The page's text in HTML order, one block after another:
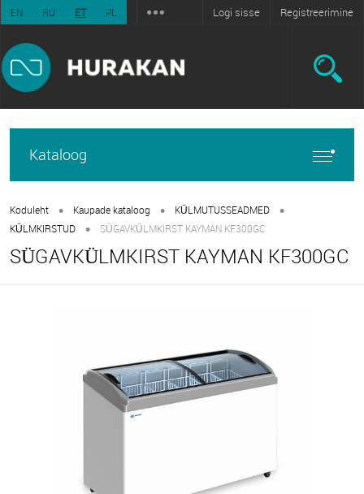
EN RU ET PL Logi sisse Registreerimine
Kataloog
Koduleht • Kaupade kataloog • KÜLMUTUSSEADMED •
KÜLMKIRSTUD • SÜGAVKÜLMKIRST KAYMAN KF300GC
SÜGAVKÜLMKIRST KAYMAN KF300GC